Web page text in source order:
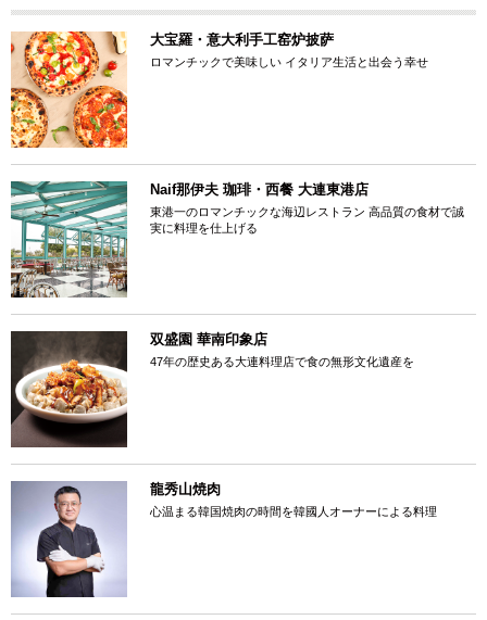
大宝羅・意大利手工窑炉披萨
ロマンチックで美味しい イタリア生活と出会う幸せ
Naif那伊夫 珈琲・西餐 大連東港店
東港一のロマンチックな海辺レストラン 高品質の食材で誠
実に料理を仕上げる
双盛園 華南印象店
47年の歴史ある大連料理店で食の無形文化遺産を
龍秀山焼肉
心温まる韓国焼肉の時間を韓國人オーナーによる料理